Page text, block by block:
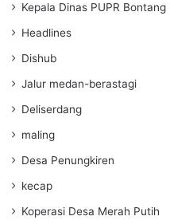
Kepala Dinas PUPR Bontang
Headlines
Dishub
Jalur medan-berastagi
Deliserdang
maling
Desa Penungkiren
kecap
Koperasi Desa Merah Putih